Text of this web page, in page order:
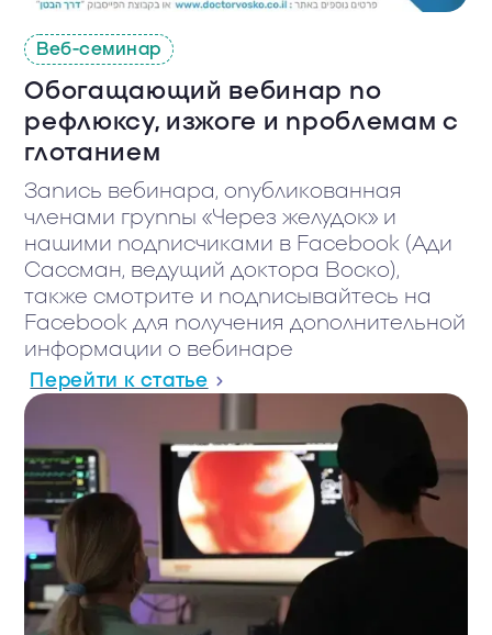
Веб-семинар
Обогащающий вебинар по
рефлюксу, изжоге и проблемам с
глотанием
Запись вебинара, опубликованная
членами группы «Через желудок» и
нашими подписчиками в Facebook (Ади
Сассман, ведущий доктора Воско),
также смотрите и подписывайтесь на
Facebook для получения дополнительной
информации о вебинаре
Перейти к статье